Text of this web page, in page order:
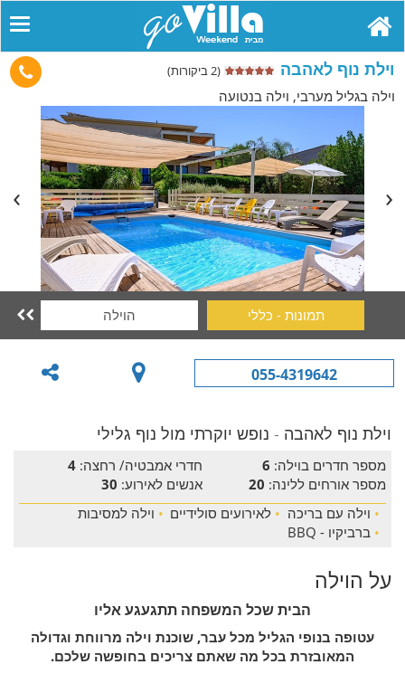
וילת נוף לאהבה (2 ביקורות)
וילה בגליל מערבי, וילה בנטועה
תמונות - כללי הוילה 
055-4319642
וילת נוף לאהבה - נופש יוקרתי מול נוף גלילי
מספר חדרים בוילה: 6 חדרי אמבטיה/ רחצה: 4
מספר אורחים ללינה: 20 אנשים לאירוע: 30
• וילה עם בריכה • לאירועים סולידיים • וילה למסיבות
• ברביקיו - BBQ
על הוילה
הבית שכל המשפחה תתגעגע אליו
עטופה בנופי הגליל מכל עבר, שוכנת וילה מרווחת וגדולה
המאובזרת בכל מה שאתם צריכים בחופשה שלכם.